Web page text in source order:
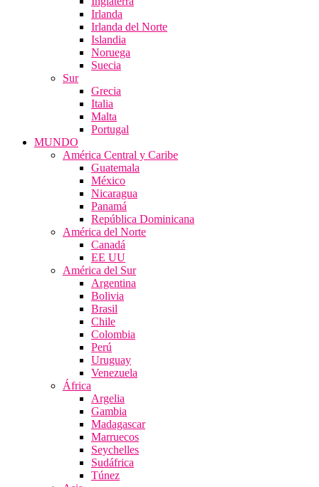
Irlanda
Irlanda del Norte
Islandia
Noruega
Suecia
Sur
Grecia
Italia
Malta
Portugal
MUNDO
América Central y Caribe
Guatemala
México
Nicaragua
Panamá
República Dominicana
América del Norte
Canadá
EE UU
América del Sur
Argentina
Bolivia
Brasil
Chile
Colombia
Perú
Uruguay
Venezuela
África
Argelia
Gambia
Madagascar
Marruecos
Seychelles
Sudáfrica
Túnez